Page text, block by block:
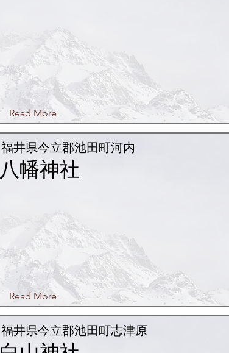
Read More
福井県今立郡池田町河内
八幡神社
Read More
福井県今立郡池田町志津原